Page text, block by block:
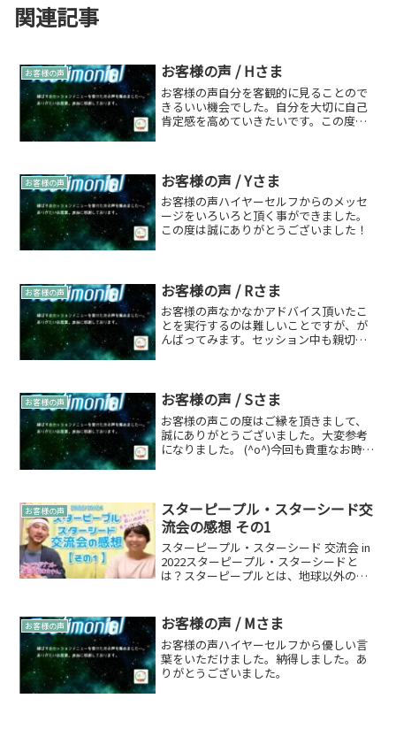
関連記事
お客様の声 お客様の声 / Hさま
お客様の声自分を客観的に見ることので
きるいい機会でした。自分を大切に自己
肯定感を高めていきたいです。この度は
お客様の声 お客様の声 / Yさま
お客様の声ハイヤーセルフからのメッセ
ージをいろいろと頂く事ができました。
この度は誠にありがとうございました！
お客様の声 お客様の声 / Rさま
お客様の声なかなかアドバイス頂いたこ
とを実行するのは難しいことですが、が
んばってみます。セッション中も親切な
お客様の声 お客様の声 / Sさま
お客様の声この度はご縁を頂きまして、
誠にありがとうございました。大変参考
になりました。 (^o^)今回も貴重なお時間
お客様の声
スターピープル・スターシード交
流会の感想 その1
スターピープル・スターシード 交流会 in
2022スターピープル・スターシードと
は？スターピープルとは、地球以外の星
と馴染めない部分や故郷（星）に帰りた
いなど思うこと...
お客様の声 お客様の声 / Mさま
お客様の声ハイヤーセルフから優しい言
葉をいただけました。納得しました。あ
りがとうございました。